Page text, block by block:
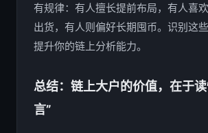
有规律：有人擅长提前布局，有人喜
出货，有人则偏好长期囤币。识别这
提升你的链上分析能力。
总结：链上大户的价值，在于
言”